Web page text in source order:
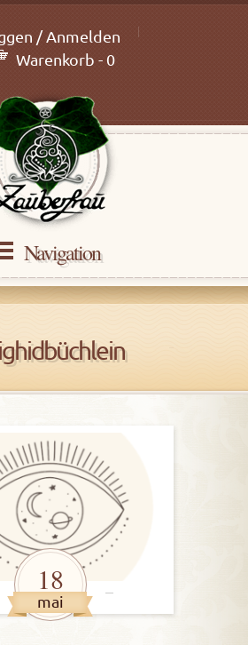
/ Anmelden
Warenkorb - 0
Navigation
18
mai